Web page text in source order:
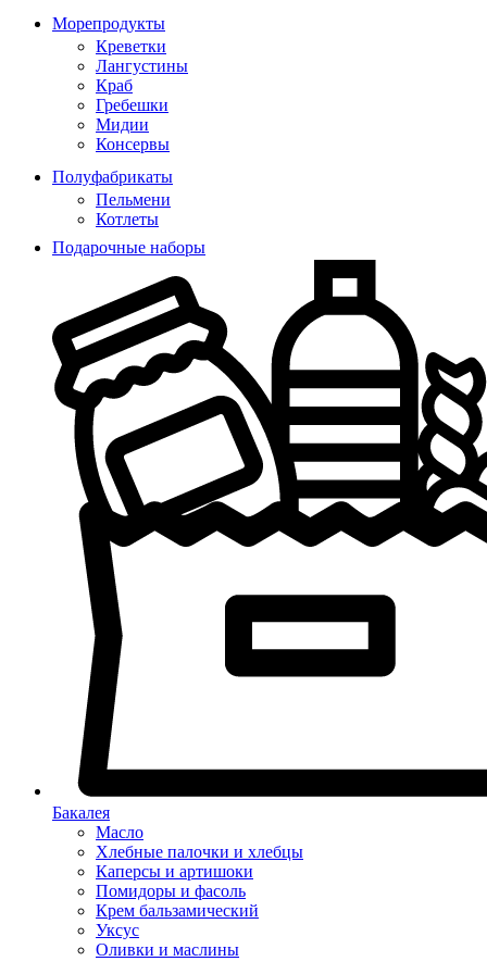
Морепродукты
Креветки
Лангустины
Краб
Гребешки
Мидии
Консервы
Полуфабрикаты
Пельмени
Котлеты
Подарочные наборы
Бакалея
Масло
Хлебные палочки и хлебцы
Каперсы и артишоки
Помидоры и фасоль
Крем бальзамический
Уксус
Оливки и маслины